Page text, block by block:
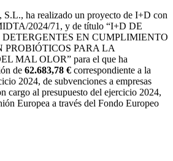
ha realizado un proyecto de I+D con
2024/71, y de título “I+D DE
EN CUMPLIMIENTO
PROBIÓTICOS PARA LA
MAL OLOR” para el que ha
de 62.683,78 € correspondiente a la
2024, de subvenciones a empresas
cargo al presupuesto del ejercicio 2024,
Europea a través del Fondo Europeo